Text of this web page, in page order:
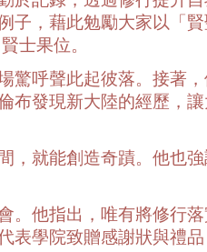
子，藉此勉勵大家以「
士果位。
驚呼聲此起彼落。接著
布發現新大陸的經歷，
，就能創造奇蹟。他也
他指出，唯有將修行落
表學院致贈感謝狀與禮